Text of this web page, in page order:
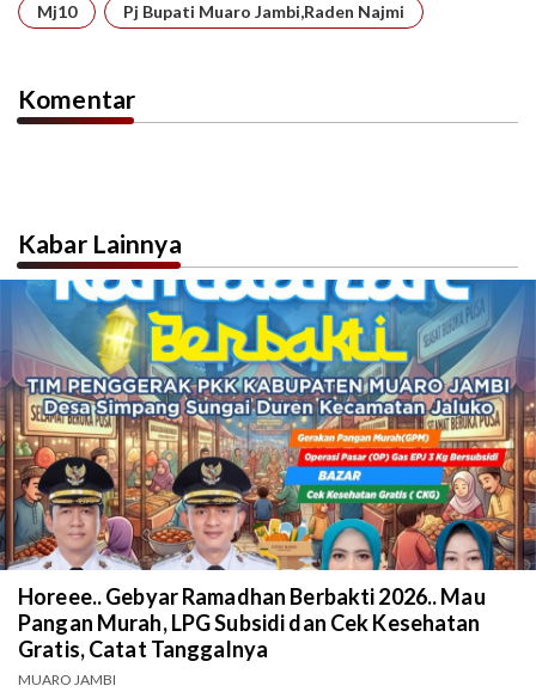
Mj10 Pj Bupati Muaro Jambi,Raden Najmi
Komentar
Kabar Lainnya
Horeee.. Gebyar Ramadhan Berbakti 2026.. Mau
Pangan Murah, LPG Subsidi dan Cek Kesehatan
Gratis, Catat Tanggalnya
MUARO JAMBI